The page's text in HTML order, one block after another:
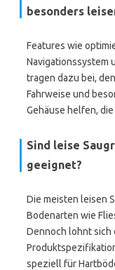
besonders
Features wie
Navigationssystem
tragen dazu bei,
Fahrweise und
Gehäuse helfen,
Sind leise
geeignet?
Die meisten leisen
Bodenarten wie
Dennoch lohnt sich
speziell für